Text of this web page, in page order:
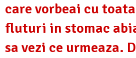
care vorbeai cu
fluturi in stomac
sa vezi ce urmeaza.